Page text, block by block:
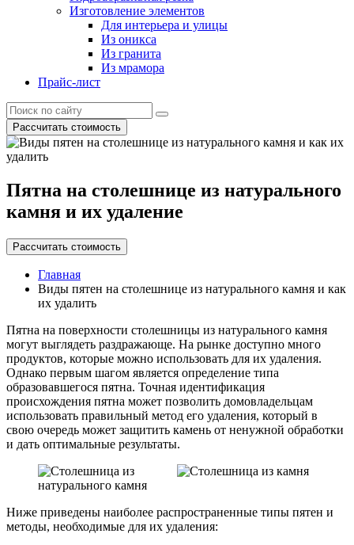
Изготовление элементов
Для интерьера и улицы
Из оникса
Из гранита
Из мрамора
Прайс-лист
Рассчитать стоимость
Пятна на столешнице из натурального
камня и их удаление
Рассчитать стоимость
Главная
Виды пятен на столешнице из натурального камня и как
их удалить
Пятна на поверхности столешницы из натурального камня
могут выглядеть раздражающе. На рынке доступно много
продуктов, которые можно использовать для их удаления.
Однако первым шагом является определение типа
образовавшегося пятна. Точная идентификация
происхождения пятна может позволить домовладельцам
использовать правильный метод его удаления, который в
свою очередь может защитить камень от ненужной обработки
и дать оптимальные результаты.
Ниже приведены наиболее распространенные типы пятен и
методы, необходимые для их удаления: